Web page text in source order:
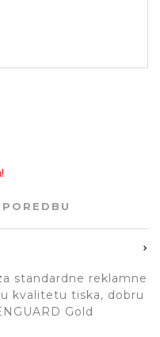
standardne reklamne
kvalitetu tiska, dobru
Gold